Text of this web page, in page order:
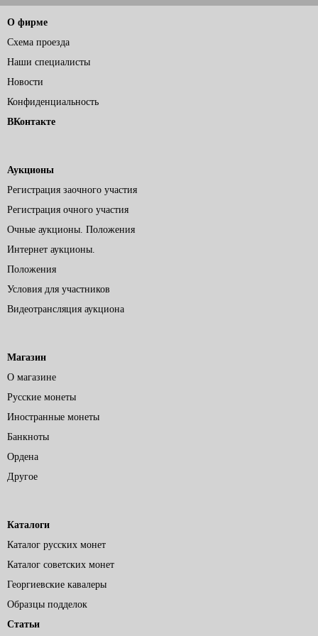
О фирме
Схема проезда
Наши специалисты
Новости
Конфиденциальность
ВКонтакте
Аукционы
Регистрация заочного участия
Регистрация очного участия
Очные аукционы. Положения
Интернет аукционы.
Положения
Условия для участников
Видеотрансляция аукциона
Магазин
О магазине
Русские монеты
Иностранные монеты
Банкноты
Ордена
Другое
Каталоги
Каталог русских монет
Каталог советских монет
Георгиевские кавалеры
Образцы подделок
Статьи